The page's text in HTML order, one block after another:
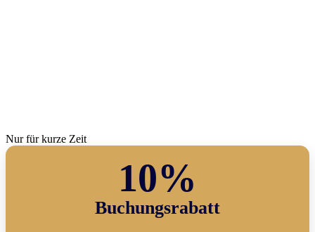
Nur für kurze Zeit
10%
Buchungsrabatt